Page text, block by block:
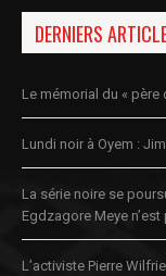
DERNIERS
Le mémorial du «
Lundi noir à Oyem :
La série noire se
Egdzagore Meye n’est
L’activiste Pierre